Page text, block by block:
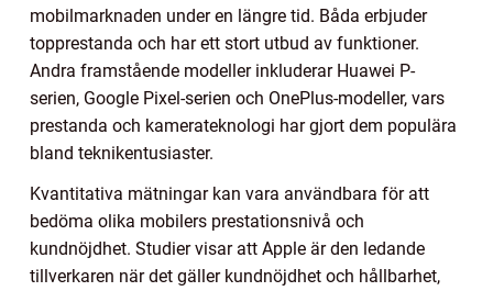
mobilmarknaden under en längre tid. Båda erbjuder
topprestanda och har ett stort utbud av funktioner.
Andra framstående modeller inkluderar Huawei P-
serien, Google Pixel-serien och OnePlus-modeller, vars
prestanda och kamerateknologi har gjort dem populära
bland teknikentusiaster.
Kvantitativa mätningar kan vara användbara för att
bedöma olika mobilers prestationsnivå och
kundnöjdhet. Studier visar att Apple är den ledande
tillverkaren när det gäller kundnöjdhet och hållbarhet,